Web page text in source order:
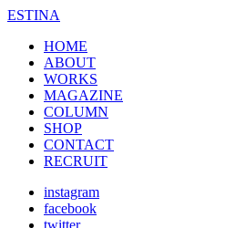
ESTINA
HOME
ABOUT
WORKS
MAGAZINE
COLUMN
SHOP
CONTACT
RECRUIT
instagram
facebook
twitter